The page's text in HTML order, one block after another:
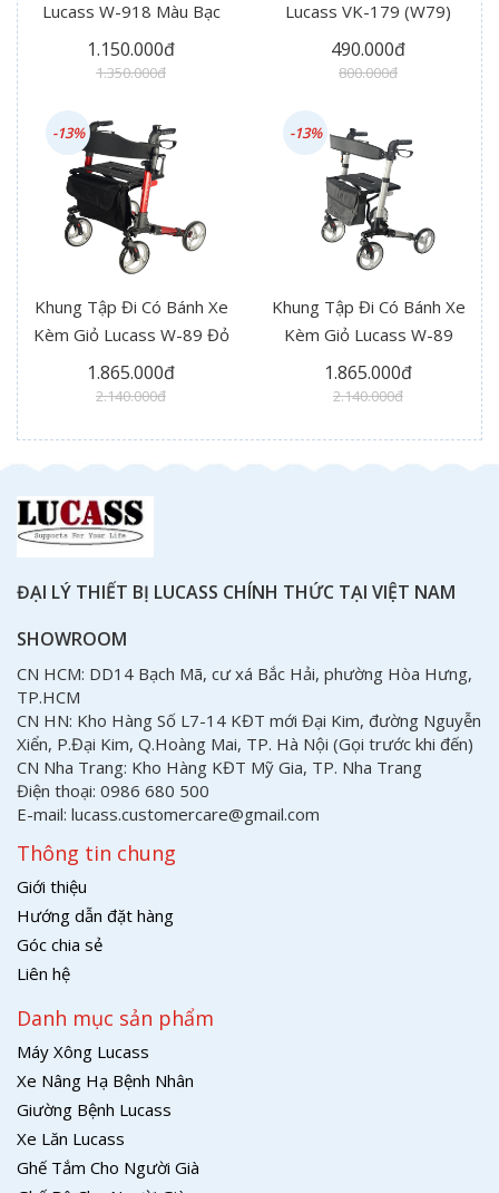
Lucass W-918 Màu Bạc
1.150.000đ
1.350.000đ
Lucass VK-179 (W79)
490.000đ
800.000đ
Khung Tập Đi Có Bánh Xe
Kèm Giỏ Lucass W-89 Đỏ
1.865.000đ
2.140.000đ
-13%
Khung Tập Đi Có Bánh Xe
Kèm Giỏ Lucass W-89
1.865.000đ
2.140.000đ
-13%
ĐẠI LÝ THIẾT BỊ LUCASS CHÍNH THỨC TẠI VIỆT NAM
SHOWROOM
CN HCM: DD14 Bạch Mã, cư xá Bắc Hải, phường Hòa Hưng,
TP.HCM
CN HN: Kho Hàng Số L7-14 KĐT mới Đại Kim, đường Nguyễn
Xiển, P.Đại Kim, Q.Hoàng Mai, TP. Hà Nội (Gọi trước khi đến)
CN Nha Trang: Kho Hàng KĐT Mỹ Gia, TP. Nha Trang
Điện thoại: 0986 680 500
E-mail: lucass.customercare@gmail.com
Thông tin chung
Giới thiệu
Hướng dẫn đặt hàng
Góc chia sẻ
Liên hệ
Danh mục sản phẩm
Máy Xông Lucass
Xe Nâng Hạ Bệnh Nhân
Giường Bệnh Lucass
Xe Lăn Lucass
Ghế Tắm Cho Người Già